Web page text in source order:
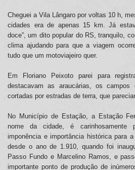
Cheguei a Vila Lângaro por voltas 10 h,
cidades era de apenas 15 km. Já
doce”, um dito popular do RS, tranquilo,
clima ajudando para que a viagem
tudo que um motoviajeiro quer.
Em Floriano Peixoto parei para
destacavam as araucárias, os
cortadas por estradas de terra, que
No Município de Estação, a Estação
nome da cidade, é carinhosamente
imponência e importância histórica para
desde o ano de 1.910, quando foi
Passo Fundo e Marcelino Ramos, e
importante ponto de produção de